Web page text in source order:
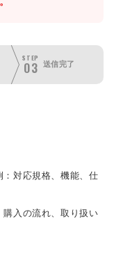
STEP
03 送信完了
：対応規格、機能、仕
購入の流れ、取り扱い